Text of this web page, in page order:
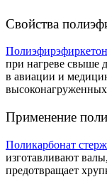
Свойства
Полиэфирэфиркетон
при нагреве свыше
в авиации и
высоконагруженных
Применение
Поликарбонат
изготавливают
предотвращает